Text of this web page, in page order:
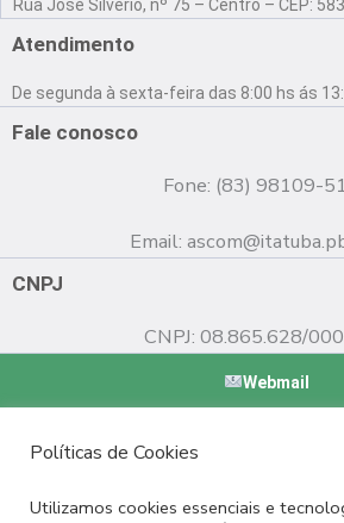
c
o
o
u
b
e
s
g
r
Rua José Silvério, nº 75 – Centro – CEP:
Atendimento
De segunda à sexta-feira das 8:00 hs ás
Fale conosco
Fone: (83) 98109-
Email:
CNPJ
CNPJ: 08.865.628/
Webmail
Políticas de Cookies
Utilizamos cookies essenciais e